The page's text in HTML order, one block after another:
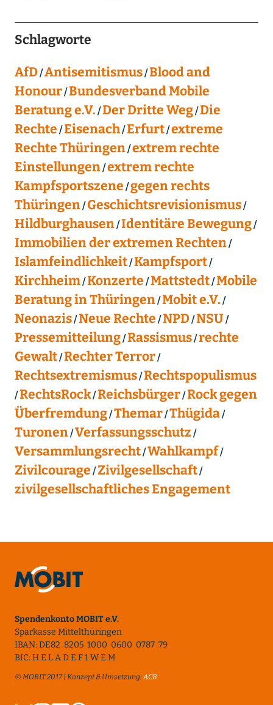
Schlagworte
AfD Antisemitismus Blood and
Honour Bundesverband Mobile
Beratung e.V. Der Dritte Weg Die
Rechte Eisenach Erfurt extreme
Rechte Thüringen extrem rechte
Einstellungen extrem rechte
Kampfsportszene gegen rechts
Thüringen Geschichtsrevisionismus
Hildburghausen Identitäre Bewegung
Immobilien der extremen Rechten
Islamfeindlichkeit Kampfsport
Kirchheim Konzerte Mattstedt Mobile
Beratung in Thüringen Mobit e.V.
Neonazis Neue Rechte NPD NSU
Pressemitteilung Rassismus rechte
Gewalt Rechter Terror
Rechtsextremismus Rechtspopulismus
RechtsRock Reichsbürger Rock gegen
Überfremdung Themar Thügida
Turonen Verfassungsschutz
Versammlungsrecht Wahlkampf
Zivilcourage Zivilgesellschaft
zivilgesellschaftliches Engagement
Spendenkonto MOBIT e.V.
Sparkasse Mittelthüringen
IBAN: DE82 8205 1000 0600 0787 79
BIC: H E L A D E F 1 W E M
© MOBIT 2017 | Konzept & Umsetzung:ACB